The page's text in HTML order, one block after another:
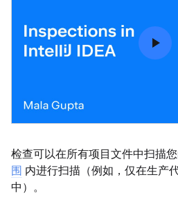
检查可以在所有项目文件中扫描
围 内进行扫描（例如，仅在生产
中）。